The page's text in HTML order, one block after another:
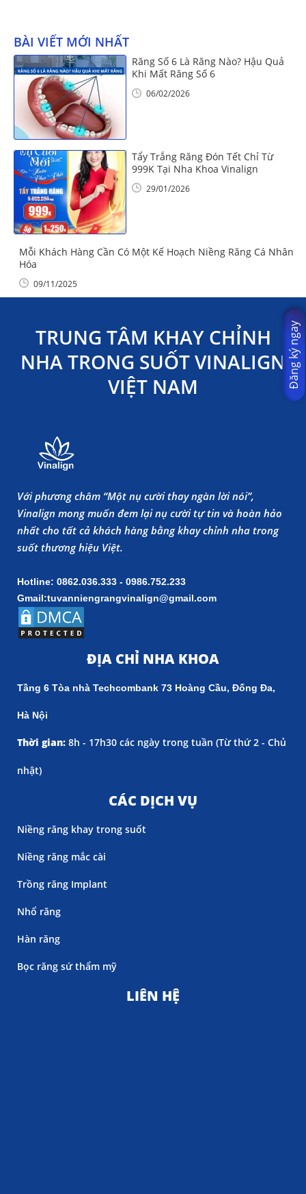
BÀI VIẾT MỚI NHẤT
Răng Số 6 Là Răng Nào? Hậu Quả
Khi Mất Răng Số 6
06/02/2026
Tẩy Trắng Răng Đón Tết Chỉ Từ
999K Tại Nha Khoa Vinalign
29/01/2026
Mỗi Khách Hàng Cần Có Một Kế Hoạch Niềng Răng Cá Nhân
Hóa
09/11/2025
TRUNG TÂM KHAY CHỈNH
NHA TRONG SUỐT VINALIGN
VIỆT NAM
Với phương châm “Một nụ cười thay ngàn lời nói”,
Vinalign mong muốn đem lại nụ cười tự tin và hoàn hảo
nhất cho tất cả khách hàng bằng khay chỉnh nha trong
suốt thương hiệu Việt.
Hotline: 0862.036.333 - 0986.752.233
Gmail:tuvanniengrangvinalign@gmail.com
ĐỊA CHỈ NHA KHOA
Tầng 6 Tòa nhà Techcombank 73 Hoàng Cầu, Đống Đa,
Hà Nội
Thời gian: 8h - 17h30 các ngày trong tuần (Từ thứ 2 - Chủ
nhật)
CÁC DỊCH VỤ
Niềng răng khay trong suốt
Niềng răng mắc cài
Trồng răng Implant
Nhổ răng
Hàn răng
Bọc răng sứ thẩm mỹ
LIÊN HỆ
Đăng ký ngay